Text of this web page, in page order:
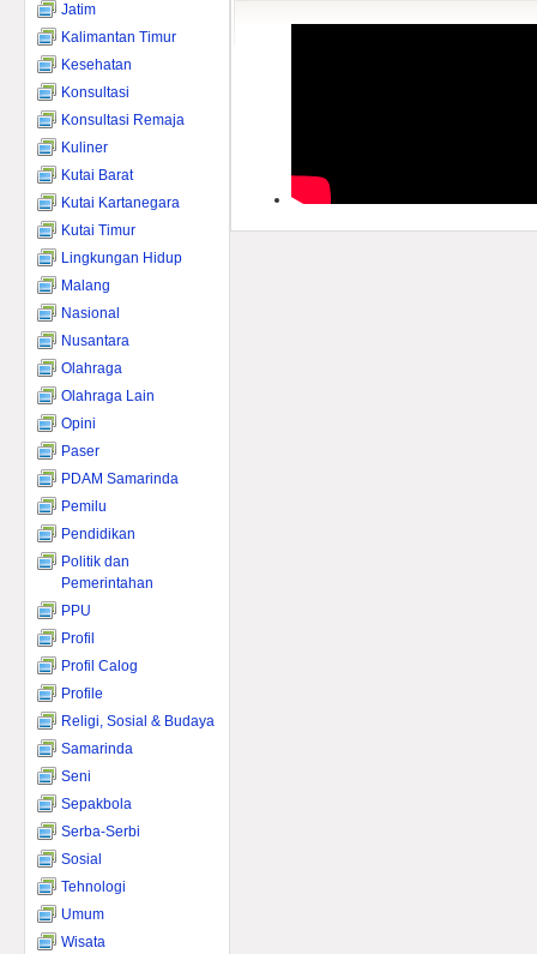
Jatim
Kalimantan Timur
Kesehatan
Konsultasi
Konsultasi Remaja
Kuliner
Kutai Barat
Kutai Kartanegara
Kutai Timur
Lingkungan Hidup
Malang
Nasional
Nusantara
Olahraga
Olahraga Lain
Opini
Paser
PDAM Samarinda
Pemilu
Pendidikan
Politik dan
Pemerintahan
PPU
Profil
Profil Calog
Profile
Religi, Sosial & Budaya
Samarinda
Seni
Sepakbola
Serba-Serbi
Sosial
Tehnologi
Umum
Wisata